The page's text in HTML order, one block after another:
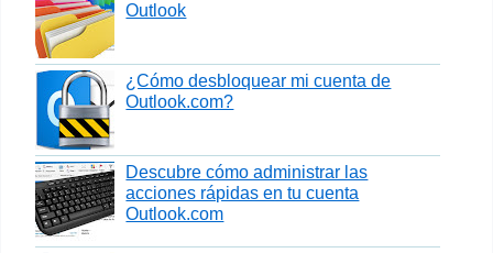
Outlook
¿Cómo desbloquear mi cuenta de
Outlook.com?
Descubre cómo administrar las
acciones rápidas en tu cuenta
Outlook.com